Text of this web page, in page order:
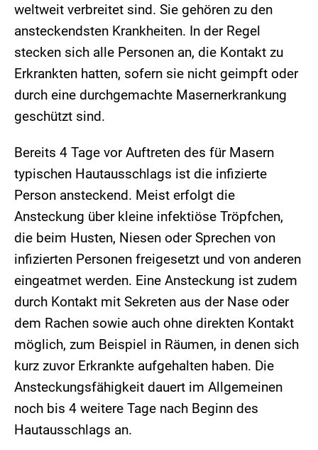
weltweit verbreitet sind. Sie gehören zu den
ansteckendsten Krankheiten. In der Regel
stecken sich alle Personen an, die Kontakt zu
Erkrankten hatten, sofern sie nicht geimpft oder
durch eine durchgemachte Masernerkrankung
geschützt sind.
Bereits 4 Tage vor Auftreten des für Masern
typischen Hautausschlags ist die infizierte
Person ansteckend. Meist erfolgt die
Ansteckung über kleine infektiöse Tröpfchen,
die beim Husten, Niesen oder Sprechen von
infizierten Personen freigesetzt und von anderen
eingeatmet werden. Eine Ansteckung ist zudem
durch Kontakt mit Sekreten aus der Nase oder
dem Rachen sowie auch ohne direkten Kontakt
möglich, zum Beispiel in Räumen, in denen sich
kurz zuvor Erkrankte aufgehalten haben. Die
Ansteckungsfähigkeit dauert im Allgemeinen
noch bis 4 weitere Tage nach Beginn des
Hautausschlags an.